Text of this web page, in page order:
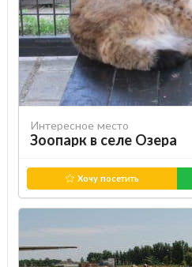
Интересное место
Зоопарк в селе Озера
Хочу посетить